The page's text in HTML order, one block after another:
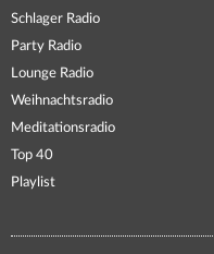
Schlager Radio
Party Radio
Lounge Radio
Weihnachtsradio
Meditationsradio
Top 40
Playlist